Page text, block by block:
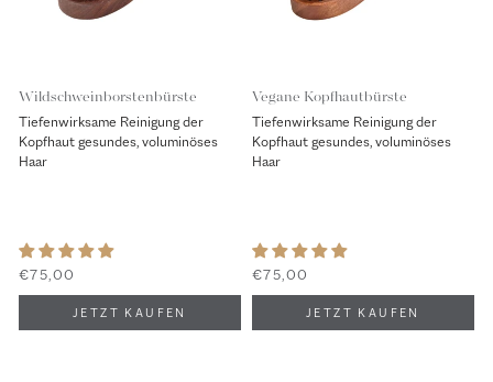
Wildschweinborstenbürste
Tiefenwirksame Reinigung der
Kopfhaut gesundes, voluminöses
Haar
€75,00
Vegane Kopfhautbürste
Tiefenwirksame Reinigung der
Kopfhaut gesundes, voluminöses
Haar
€75,00